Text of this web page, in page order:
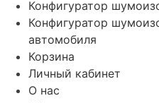
Конфигуратор
Конфигуратор
автомобиля
Корзина
Личный кабинет
О нас